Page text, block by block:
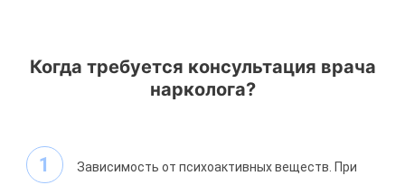
Когда требуется консультация врача
нарколога?
Зависимость от психоактивных веществ. При